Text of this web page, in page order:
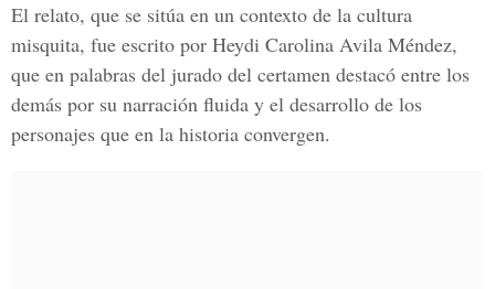
El relato, que se sitúa en un contexto de la cultura
misquita, fue escrito por Heydi Carolina Avila Méndez,
que en palabras del jurado del certamen destacó entre los
demás por su narración fluida y el desarrollo de los
personajes que en la historia convergen.